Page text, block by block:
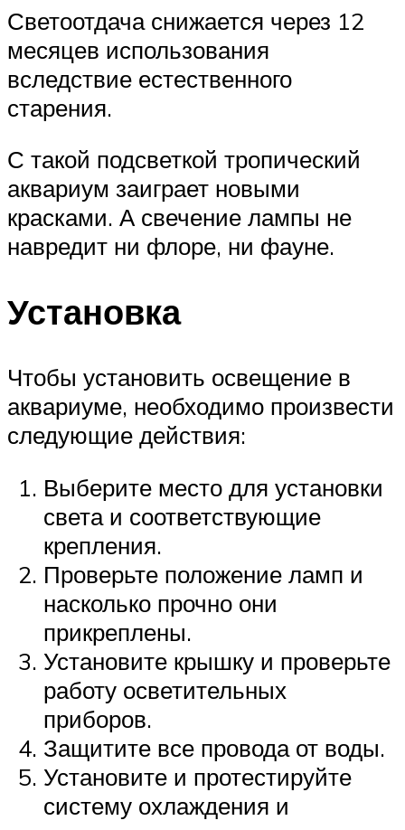
Светоотдача снижается через 12
месяцев использования
вследствие естественного
старения.
С такой подсветкой тропический
аквариум заиграет новыми
красками. А свечение лампы не
навредит ни флоре, ни фауне.
Установка
Чтобы установить освещение в
аквариуме, необходимо произвести
следующие действия:
Выберите место для установки
света и соответствующие
крепления.
Проверьте положение ламп и
насколько прочно они
прикреплены.
Установите крышку и проверьте
работу осветительных
приборов.
Защитите все провода от воды.
Установите и протестируйте
систему охлаждения и